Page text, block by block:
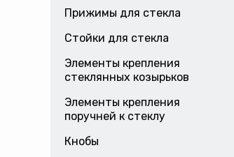
Прижимы для стекла
Стойки для стекла
Элементы крепления
стеклянных козырьков
Элементы крепления
поручней к стеклу
Кнобы